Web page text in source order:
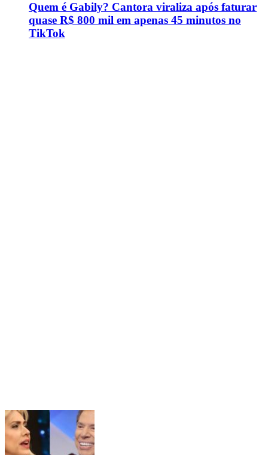
Quem é Gabily? Cantora viraliza após faturar
quase R$ 800 mil em apenas 45 minutos no
TikTok